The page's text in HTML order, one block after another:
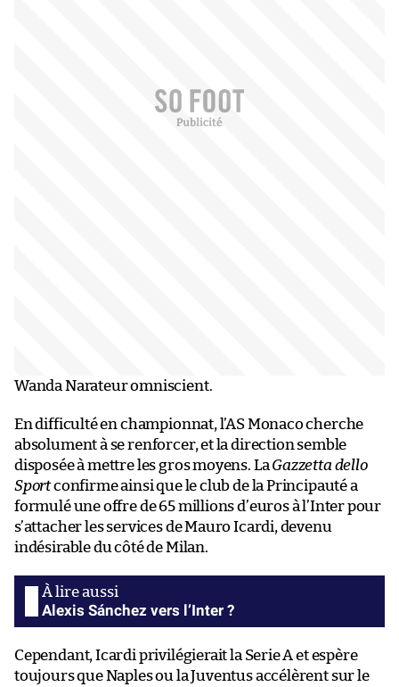
Wanda Narateur omniscient.
En difficulté en championnat, l’AS Monaco cherche
absolument à se renforcer, et la direction semble
disposée à mettre les gros moyens. La Gazzetta dello
Sportconfirme ainsi que le club de la Principauté a
formulé une offre de 65 millions d’euros à l’Inter pour
s’attacher les services de Mauro Icardi, devenu
indésirable du côté de Milan.
Alexis Sánchez vers l’Inter ?
Cependant, Icardi privilégierait la Serie A et espère
toujours que Naples ou la Juventus accélèrent sur le